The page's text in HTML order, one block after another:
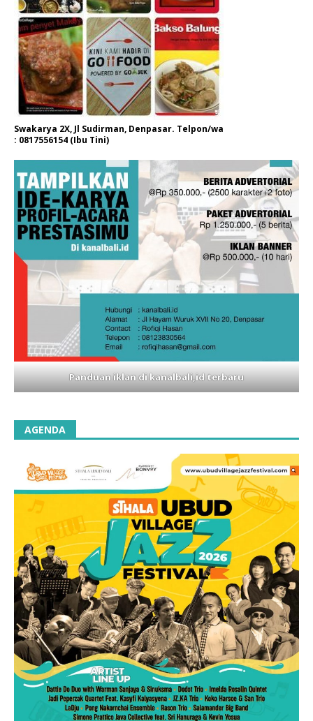
Swakarya 2X, Jl Sudirman, Denpasar. Telpon/wa
: 0817556154 (Ibu Tini)
Panduan iklan di kanalbali,id terbaru
AGENDA